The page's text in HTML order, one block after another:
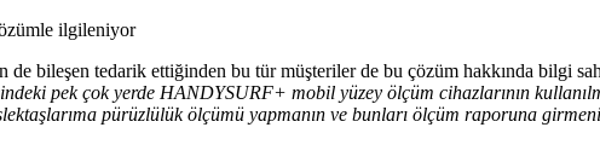
ilgileniyor
bileşen tedarik ettiğinden bu tür müşteriler de bu çözüm hakkında bilgi
pek çok yerde HANDYSURF+ mobil yüzey ölçüm cihazlarının
pürüzlülük ölçümü yapmanın ve bunları ölçüm raporuna